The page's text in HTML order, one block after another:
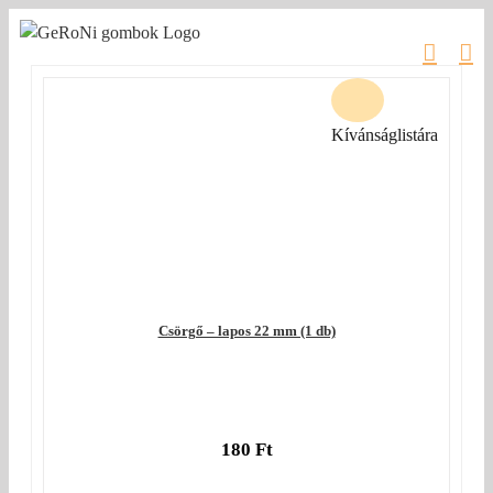
Kihagyás
Csörgő – lapos 22 mm (1 db)
180 Ft
Kívánságlistára